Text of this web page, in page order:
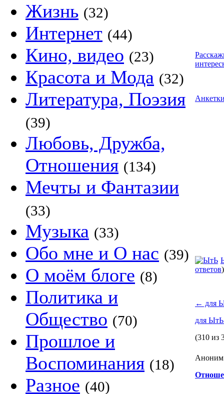
Жизнь (32)
Интернет (44)
Кино, видео (23)
Красота и Мода (32)
Литература, Поэзия
(39)
Любовь, Дружба,
Отношения (134)
Мечты и Фантазии
(33)
Музыка (33)
Обо мне и О нас (39)
О моём блоге (8)
Политика и
Общество (70)
Прошлое и
Воспоминания (18)
Разное (40)
ответов)
← для
для
(310 из
Аноним